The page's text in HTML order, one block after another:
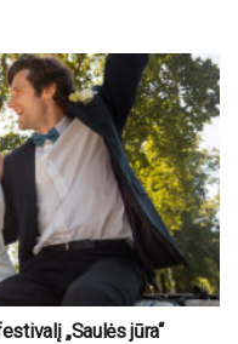
„Saulės jūra“